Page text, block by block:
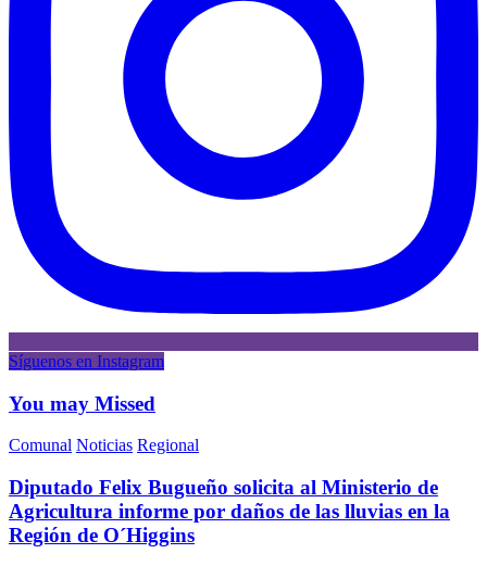
Síguenos en Instagram
You may Missed
Comunal Noticias Regional
Diputado Felix Bugueño solicita al Ministerio de
Agricultura informe por daños de las lluvias en la
Región de O´Higgins